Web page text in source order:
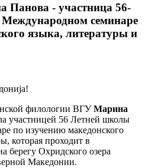
Панова - участница 56-
семинаре
языка, литературы и
филологии ВГУМарина
участницей 56 Летней школы
по изучению македонского
которая проходит в
берегу Охридского озера
Македонии.